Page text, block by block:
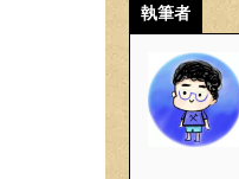
執筆者